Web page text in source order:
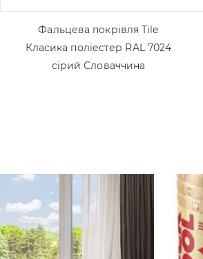
Фальцева покрівля Tile
Класика поліестер RAL 7024
сірий Словаччина